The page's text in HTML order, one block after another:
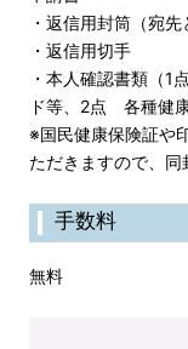
・返信用封筒（宛先
・返信用切手
・本人確認書類（
ド等、2点 各種健
※国民健康保険証や
ただきますので、同
手数料
無料